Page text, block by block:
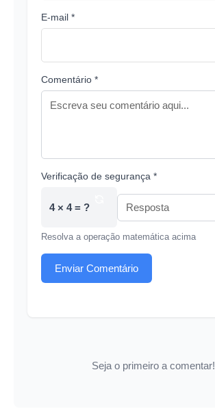
E-mail *
Comentário *
Verificação de segurança *
4 × 4 = ?
Resolva a operação matemática acima
Enviar Comentário
Seja o primeiro a comentar!